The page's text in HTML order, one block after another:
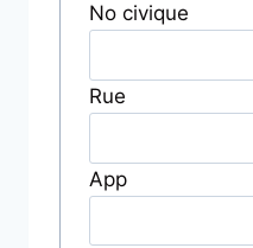
No civique
Rue
App